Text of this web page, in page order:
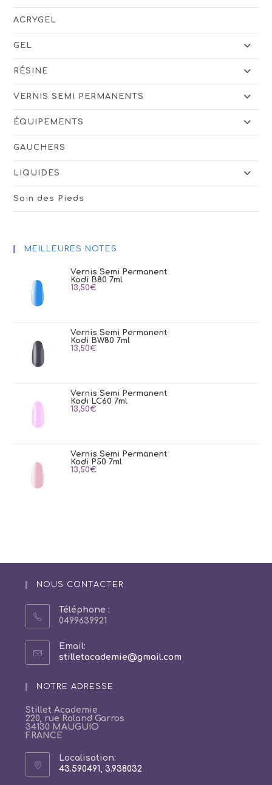
ACRYGEL
GEL
RÉSINE
VERNIS SEMI PERMANENTS
ÉQUIPEMENTS
GAUCHERS
LIQUIDES
Soin des Pieds
MEILLEURES NOTES
Vernis Semi Permanent
Kodi B80 7ml
13,50€
Vernis Semi Permanent
Kodi BW80 7ml
13,50€
Vernis Semi Permanent
Kodi LC60 7ml
13,50€
Vernis Semi Permanent
Kodi P50 7ml
13,50€
NOUS CONTACTER
Téléphone :
0499639921
Email:
stilletacademie@gmail.comS’ouvre
NOTRE ADRESSE
Stillet Academie
220, rue Roland Garros
34130 MAUGUIO
FRANCE
Localisation:
43.590491, 3.938032